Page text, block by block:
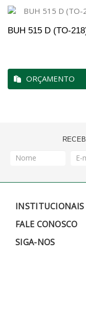
BUH 515 D (TO-
ORÇAMENTO
INSTITUCIONAIS
FALE CONOSCO
SIGA-NOS